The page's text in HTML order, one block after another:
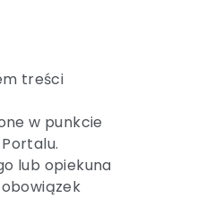
treści
w punkcie
lub opiekuna